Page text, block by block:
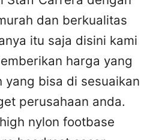
dan berkualitas
itu saja disini kami
harga yang
yang bisa di sesuaikan
perusahaan anda.
nylon footbase